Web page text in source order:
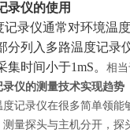
录仪的使用
记录仪通常对环境温
分列入多路温度记录
集时间小于1mS。 相
录仪的测量技术实现趋势
度记录仪在很多简单领能
测量探头与主机分开，探